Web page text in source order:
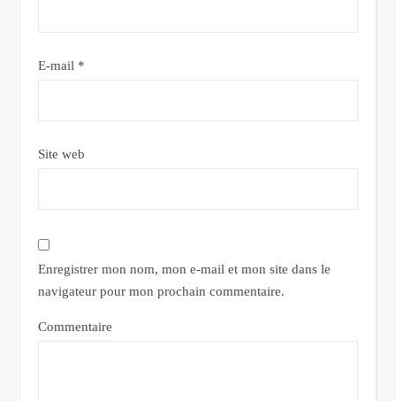
E-mail *
Site web
Enregistrer mon nom, mon e-mail et mon site dans le
navigateur pour mon prochain commentaire.
Commentaire